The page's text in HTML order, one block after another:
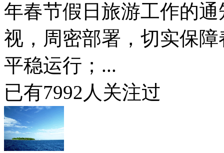
年春节假日旅游工作的
视，周密部署，切实保
平稳运行；...
已有7992 人关注过